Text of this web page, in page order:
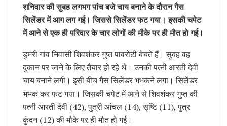
शनिवार की सुबह लगभग पांच बजे चाय बनाने के दौरान गैस
सिलेंडर में आग लग गई। जिससे सिलेंडर फट गया। इसकी चपेट
में आने से एक ही परिवार के चार लोगों की मौके पर ही मौत हो गई।
डुमरी गांव निवासी शिवशंकर गुप्त पावरोटी बेचते हैं। सुबह वह
दुकान पर जाने के लिए तैयार हो रहे थे। उनकी पत्नी आरती देवी
चाय बनाने लगी। इसी बीच गैस सिलेंडर भभकने लगा। सिलेंडर
भभक कर फट गया। जिसकी चपेट में आने से शिवशंकर गुप्त की
पत्नी आरती देवी (42), पुत्री आंचल (14), सृष्टि (11), पुत्र
कुंदन (12) की मौके पर ही मौत हो गई।